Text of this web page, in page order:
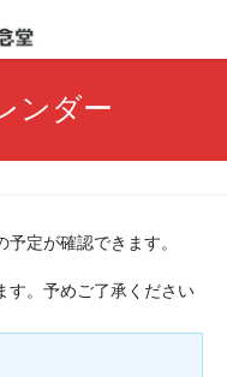
ンダー
定が確認できます。
す。予めご了承ください